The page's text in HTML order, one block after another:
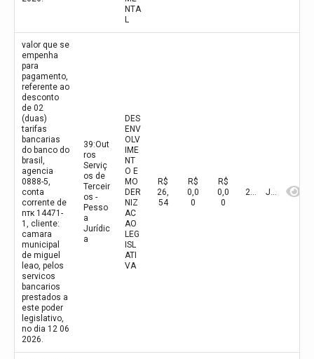
NTA
L
valor que se
empenha
para
pagamento,
referente ao
desconto
de 02
(duas)
tarifas
bancarias
do banco do
brasil,
agencia
0888-5,
conta
corrente de
nтк 14471-
1, cliente:
camara
municipal
de miguel
leao, pelos
servicos
bancarios
prestados a
este poder
legislativo,
no dia 12 06
2026.
39:Out
ros
Serviç
os de
Terceir
os -
Pesso
a
Jurídic
a
DES
ENV
OLV
IME
NT
O E
MO
DER
NIZ
AC
AO
LEG
ISL
ATI
VA
R$
26,
54
R$
0,0
0
R$
0,0
0
2026 Junho